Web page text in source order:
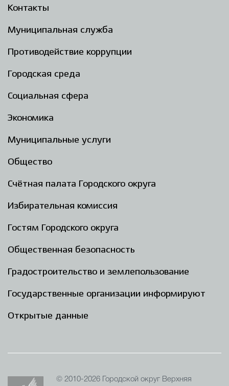
Контакты
Муниципальная служба
Противодействие коррупции
Городская среда
Социальная сфера
Экономика
Муниципальные услуги
Общество
Счётная палата Городского округа
Избирательная комиссия
Гостям Городского округа
Общественная безопасность
Градостроительство и землепользование
Государственные организации информируют
Открытые данные
© 2010-2026 Городской округ Верхняя